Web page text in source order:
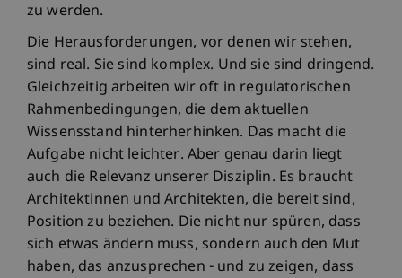
zu werden.
Die Herausforderungen, vor denen wir stehen,
sind real. Sie sind komplex. Und sie sind dringend.
Gleichzeitig arbeiten wir oft in regulatorischen
Rahmenbedingungen, die dem aktuellen
Wissensstand hinterherhinken. Das macht die
Aufgabe nicht leichter. Aber genau darin liegt
auch die Relevanz unserer Disziplin. Es braucht
Architektinnen und Architekten, die bereit sind,
Position zu beziehen. Die nicht nur spüren, dass
sich etwas ändern muss, sondern auch den Mut
haben, das anzusprechen - und zu zeigen, dass